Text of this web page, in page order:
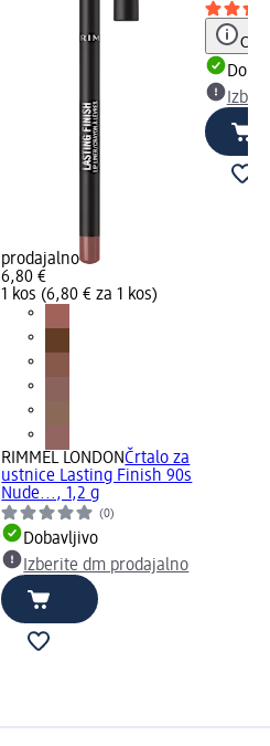
prodajalno
6,80 €
1 kos (6,80 € za 1 kos)
RIMMEL LONDONČrtalo za
ustnice Lasting Finish 90s
Nude..., 1,2 g
(0)
Dobavljivo
Izberite dm prodajalno